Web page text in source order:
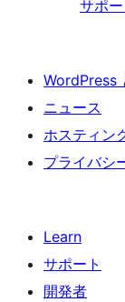
サポ
WordPress
ニュース
ホスティン
プライバシ
Learn
サポート
開発者